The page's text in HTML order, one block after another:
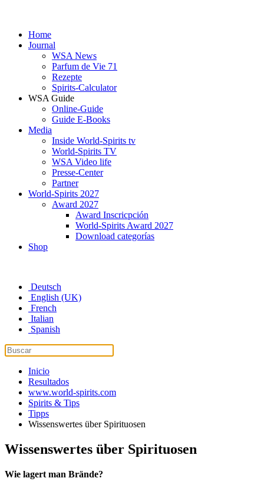
Home
Journal
WSA News
Parfum de Vie 71
Rezepte
Spirits-Calculator
WSA Guide
Online-Guide
Guide E-Books
Media
Inside World-Spirits tv
World-Spirits TV
WSA Video life
Presse-Center
Partner
World-Spirits 2027
Award 2027
Award Inscricpción
World-Spirits Award 2027
Download categorías
Shop
Deutsch
English (UK)
French
Italian
Spanish
Inicio
Resultados
www.world-spirits.com
Spirits & Tips
Tipps
Wissenswertes über Spirituosen
Wissenswertes über Spirituosen
Wie lagert man Brände?